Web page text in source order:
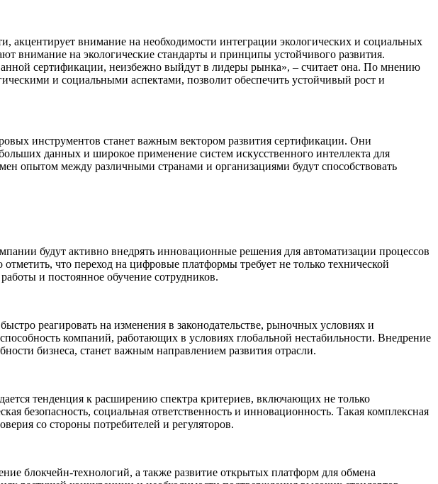
акцентирует внимание на необходимости интеграции экологических и социальных
внимание на экологические стандарты и принципы устойчивого развития.
сертификации, неизбежно выйдут в лидеры рынка», – считает она. По мнению
и социальными аспектами, позволит обеспечить устойчивый рост и
инструментов станет важным вектором развития сертификации. Они
данных и широкое применение систем искусственного интеллекта для
опытом между различными странами и организациями будут способствовать
будут активно внедрять инновационные решения для автоматизации процессов
что переход на цифровые платформы требует не только технической
и постоянное обучение сотрудников.
реагировать на изменения в законодательстве, рыночных условиях и
компаний, работающих в условиях глобальной нестабильности. Внедрение
бизнеса, станет важным направлением развития отрасли.
тенденция к расширению спектра критериев, включающих не только
безопасность, социальная ответственность и инновационность. Такая комплексная
со стороны потребителей и регуляторов.
блокчейн-технологий, а также развитие открытых платформ для обмена